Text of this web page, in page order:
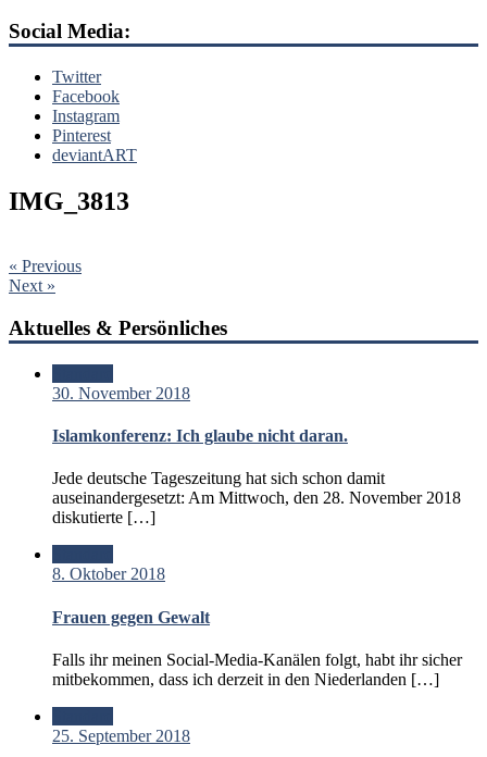
Social Media:
Twitter
Facebook
Instagram
Pinterest
deviantART
IMG_3813
« Previous
Next »
Aktuelles & Persönliches
30. November 2018
Islamkonferenz: Ich glaube nicht daran.
Jede deutsche Tageszeitung hat sich schon damit
auseinandergesetzt: Am Mittwoch, den 28. November 2018
diskutierte […]
8. Oktober 2018
Frauen gegen Gewalt
Falls ihr meinen Social-Media-Kanälen folgt, habt ihr sicher
mitbekommen, dass ich derzeit in den Niederlanden […]
25. September 2018